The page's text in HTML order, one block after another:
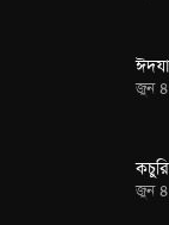
জুন
জুন